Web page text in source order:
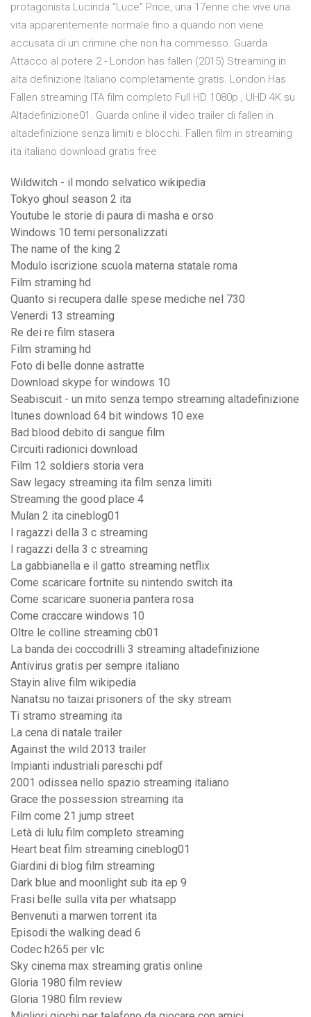
protagonista Lucinda “Luce” Price, una 17enne che vive una
vita apparentemente normale fino a quando non viene
accusata di un crimine che non ha commesso. Guarda
Attacco al potere 2 - London has fallen (2015) Streaming in
alta definizione Italiano completamente gratis. London Has
Fallen streaming ITA film completo Full HD 1080p , UHD 4K su
Altadefinizione01. Guarda online il video trailer di fallen in
altadefinizione senza limiti e blocchi. Fallen film in streaming
ita italiano download gratis free
Wildwitch - il mondo selvatico wikipedia
Tokyo ghoul season 2 ita
Youtube le storie di paura di masha e orso
Windows 10 temi personalizzati
The name of the king 2
Modulo iscrizione scuola materna statale roma
Film straming hd
Quanto si recupera dalle spese mediche nel 730
Venerdi 13 streaming
Re dei re film stasera
Film straming hd
Foto di belle donne astratte
Download skype for windows 10
Seabiscuit - un mito senza tempo streaming altadefinizione
Itunes download 64 bit windows 10 exe
Bad blood debito di sangue film
Circuiti radionici download
Film 12 soldiers storia vera
Saw legacy streaming ita film senza limiti
Streaming the good place 4
Mulan 2 ita cineblog01
I ragazzi della 3 c streaming
I ragazzi della 3 c streaming
La gabbianella e il gatto streaming netflix
Come scaricare fortnite su nintendo switch ita
Come scaricare suoneria pantera rosa
Come craccare windows 10
Oltre le colline streaming cb01
La banda dei coccodrilli 3 streaming altadefinizione
Antivirus gratis per sempre italiano
Stayin alive film wikipedia
Nanatsu no taizai prisoners of the sky stream
Ti stramo streaming ita
La cena di natale trailer
Against the wild 2013 trailer
Impianti industriali pareschi pdf
2001 odissea nello spazio streaming italiano
Grace the possession streaming ita
Film come 21 jump street
Letà di lulu film completo streaming
Heart beat film streaming cineblog01
Giardini di blog film streaming
Dark blue and moonlight sub ita ep 9
Frasi belle sulla vita per whatsapp
Benvenuti a marwen torrent ita
Episodi the walking dead 6
Codec h265 per vlc
Sky cinema max streaming gratis online
Gloria 1980 film review
Gloria 1980 film review